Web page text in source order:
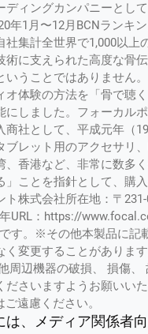
ディングカンパニーとし
年1月〜12月BCNランキ
社集計全世界で1,000以
術に支えられた高度な骨
いうことではありません
オ体験の方法を「骨で聴
にしました。フォーカル
商社として、平成元年（
ブレット用のアクセサリ
、香港など、非常に数多
」ことを指針として、購
株式会社所在地：〒
URL：https://
す。※その他本製品に記
変更することがありま
周辺機器の破損、 損傷
ださいますようお願いい
遠慮ください。
、メディア関係者